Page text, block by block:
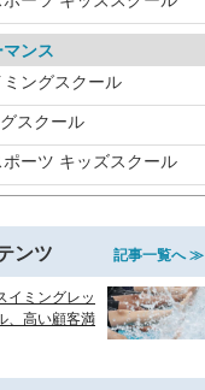
ンス
ングスクール
スクール
ーツ キッズスクール
ンツ 記事一覧へ ≫
イミングレッ
、高い顧客満